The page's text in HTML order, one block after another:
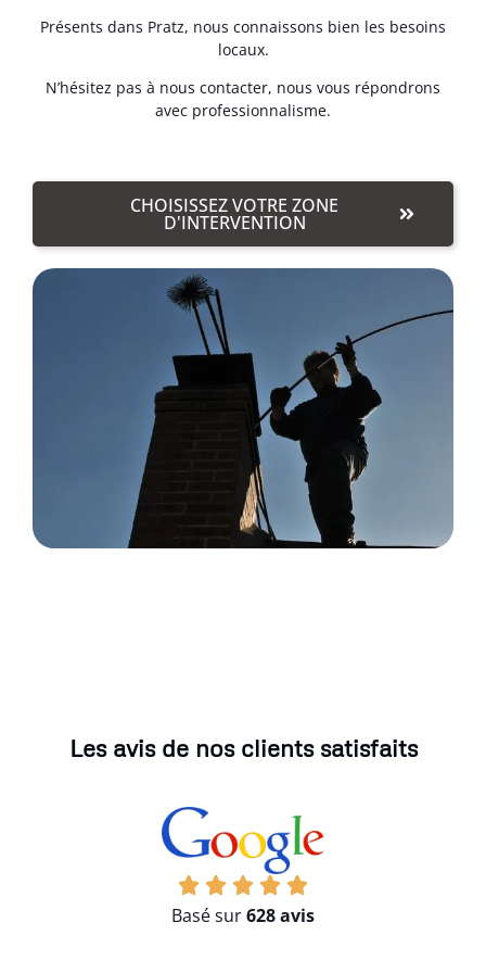
Présents dans Pratz, nous connaissons bien les besoins
locaux.
N’hésitez pas à nous contacter, nous vous répondrons
avec professionnalisme.
CHOISISSEZ VOTRE ZONE
D'INTERVENTION
Les avis de nos clients satisfaits
Basé sur628 avis